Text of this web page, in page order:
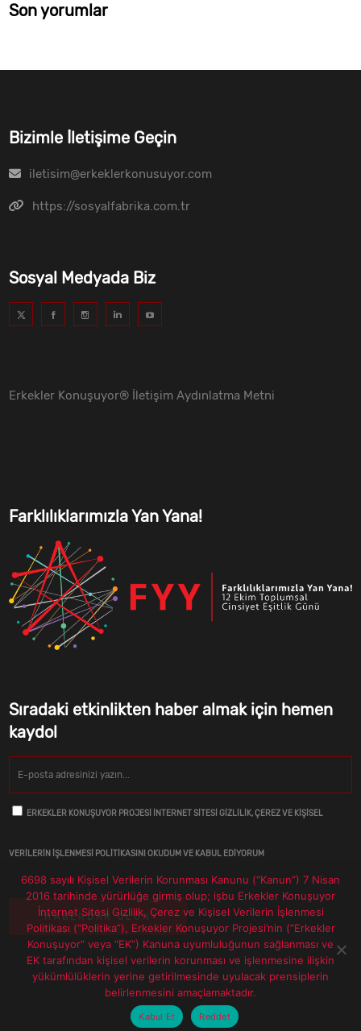
Son yorumlar
Bizimle İletişime Geçin
iletisim@erkeklerkonusuyor.com
https://sosyalfabrika.com.tr
Sosyal Medyada Biz
Erkekler Konuşuyor® İletişim Aydınlatma Metni
Farklılıklarımızla Yan Yana!
Sıradaki etkinlikten haber almak için hemen
kaydol
ERKEKLER KONUŞUYOR PROJESI İNTERNET SITESI GIZLILIK, ÇEREZ VE KIŞISEL
VERILERIN İŞLENMESI POLITIKASINI OKUDUM VE KABUL EDIYORUM
6698 sayılı Kişisel Verilerin Korunması Kanunu (“Kanun”) 7 Nisan
2016 tarihinde yürürlüğe girmiş olup; işbu Erkekler Konuşuyor
İnternet Sitesi Gizlilik, Çerez ve Kişisel Verilerin İşlenmesi
Politikası (“Politika”), Erkekler Konuşuyor Projesi’nin (“Erkekler
Konuşuyor” veya “EK”) Kanuna uyumluluğunun sağlanması ve
EK tarafından kişisel verilerin korunması ve işlenmesine ilişkin
yükümlülüklerin yerine getirilmesinde uyulacak prensiplerin
belirlenmesini amaçlamaktadır.
Kabul Et Reddet